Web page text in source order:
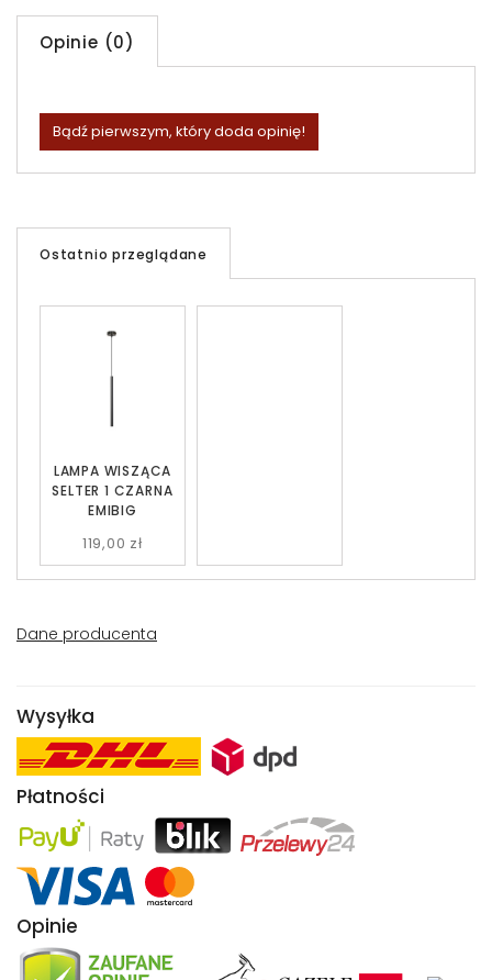
Opinie (0)
Bądź pierwszym, który doda opinię!
Ostatnio przeglądane
LAMPA WISZĄCA
SELTER 1 CZARNA
EMIBIG
119,00 zł
Dane producenta
Wysyłka
Płatności
Opinie